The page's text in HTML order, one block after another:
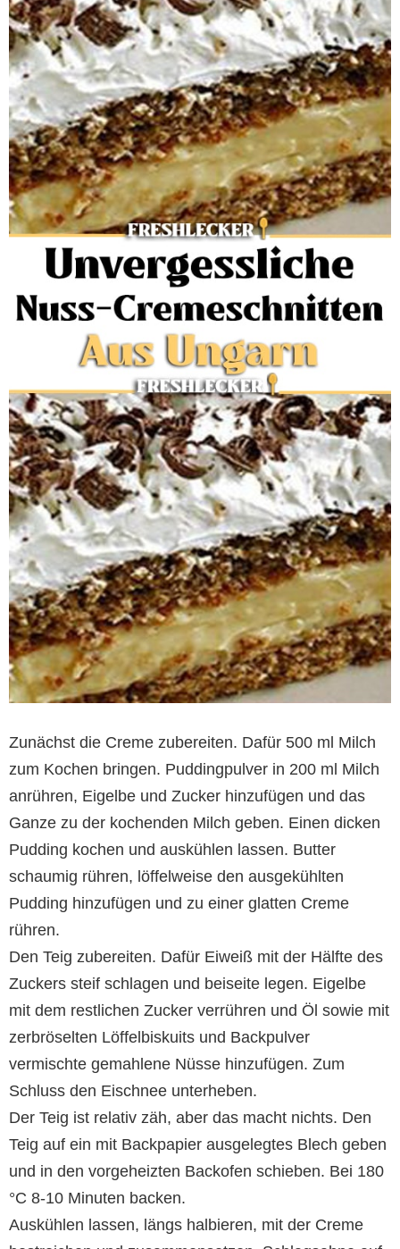
Zunächst die Creme zubereiten. Dafür 500 ml Milch
zum Kochen bringen. Puddingpulver in 200 ml Milch
anrühren, Eigelbe und Zucker hinzufügen und das
Ganze zu der kochenden Milch geben. Einen dicken
Pudding kochen und auskühlen lassen. Butter
schaumig rühren, löffelweise den ausgekühlten
Pudding hinzufügen und zu einer glatten Creme
rühren.
Den Teig zubereiten. Dafür Eiweiß mit der Hälfte des
Zuckers steif schlagen und beiseite legen. Eigelbe
mit dem restlichen Zucker verrühren und Öl sowie mit
zerbröselten Löffelbiskuits und Backpulver
vermischte gemahlene Nüsse hinzufügen. Zum
Schluss den Eischnee unterheben.
Der Teig ist relativ zäh, aber das macht nichts. Den
Teig auf ein mit Backpapier ausgelegtes Blech geben
und in den vorgeheizten Backofen schieben. Bei 180
°C 8-10 Minuten backen.
Auskühlen lassen, längs halbieren, mit der Creme